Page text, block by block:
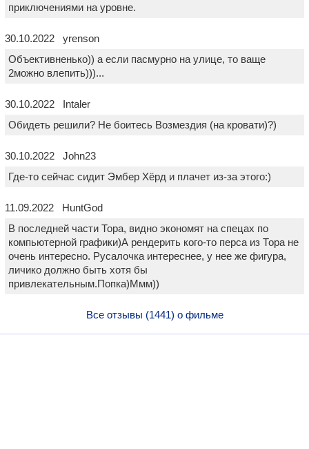
приключениями на уровне.
30.10.2022 yrenson
Объективненько)) а если пасмурно на улице, то ваще
2можно влепить)))...
30.10.2022 Intaler
Обидеть решили? Не боитесь Возмездия (на кровати)?)
30.10.2022 John23
Где-то сейчас сидит Эмбер Хёрд и плачет из-за этого:)
11.09.2022 HuntGod
В последней части Тора, видно экономят на спецах по
компьютерной графики)А рендерить кого-то перса из Тора не
очень интересно. Русалочка интереснее, у нее же фигура,
личико должно быть хотя бы
привлекательным.Попка)Ммм))
Все отзывы (1441) о фильме